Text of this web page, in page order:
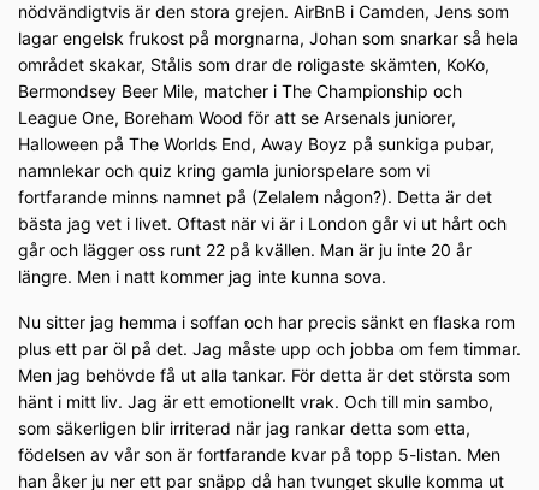
nödvändigtvis är den stora grejen. AirBnB i Camden, Jens som
lagar engelsk frukost på morgnarna, Johan som snarkar så hela
området skakar, Stålis som drar de roligaste skämten, KoKo,
Bermondsey Beer Mile, matcher i The Championship och
League One, Boreham Wood för att se Arsenals juniorer,
Halloween på The Worlds End, Away Boyz på sunkiga pubar,
namnlekar och quiz kring gamla juniorspelare som vi
fortfarande minns namnet på (Zelalem någon?). Detta är det
bästa jag vet i livet. Oftast när vi är i London går vi ut hårt och
går och lägger oss runt 22 på kvällen. Man är ju inte 20 år
längre. Men i natt kommer jag inte kunna sova.
Nu sitter jag hemma i soffan och har precis sänkt en flaska rom
plus ett par öl på det. Jag måste upp och jobba om fem timmar.
Men jag behövde få ut alla tankar. För detta är det största som
hänt i mitt liv. Jag är ett emotionellt vrak. Och till min sambo,
som säkerligen blir irriterad när jag rankar detta som etta,
födelsen av vår son är fortfarande kvar på topp 5-listan. Men
han åker ju ner ett par snäpp då han tvunget skulle komma ut